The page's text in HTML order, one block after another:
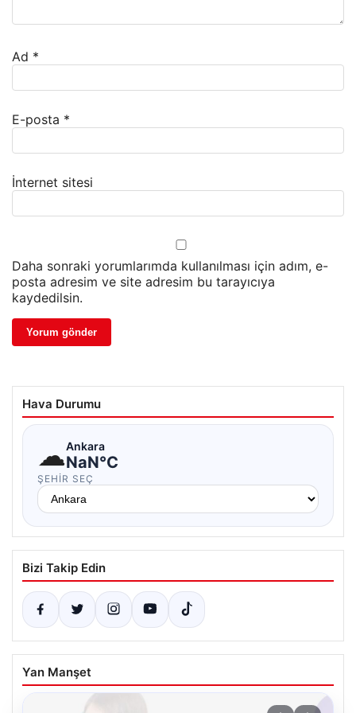
Ad *
E-posta *
İnternet sitesi
Daha sonraki yorumlarımda kullanılması için adım, e-
posta adresim ve site adresim bu tarayıcıya
kaydedilsin.
Hava Durumu
☁Ankara
NaN°C
ŞEHIR SEÇ
Bizi Takip Edin
Yan Manşet